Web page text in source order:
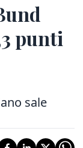
punti
sale